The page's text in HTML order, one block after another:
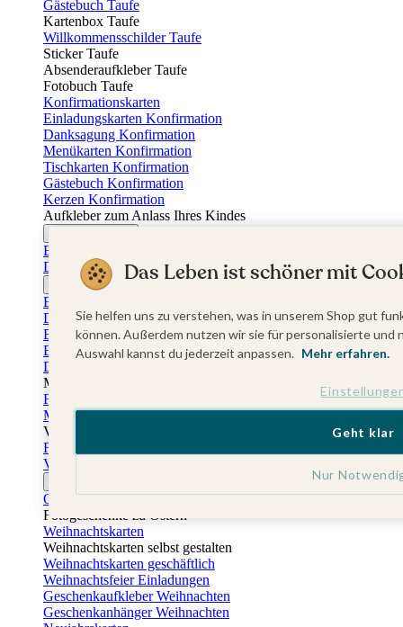
Gästebuch Taufe
Kartenbox Taufe
Willkommensschilder Taufe
Sticker Taufe
Absenderaufkleber Taufe
Fotobuch Taufe
Konfirmationskarten
Einladungskarten Konfirmation
Danksagung Konfirmation
Menükarten Konfirmation
Tischkarten Konfirmation
Gästebuch Konfirmation
Kerzen Konfirmation
Aufkleber zum Anlass Ihres Kindes
Einladungskarten Firmung
Dankeskarten Firmung
Jugendweihekarten
Einladungskarten Jugendweihe
Dankeskarten Jugendweihe
Einschulungskarten
Einladungskarten Einschulung
Danksagung Einschulung
Muttertag
Fotogeschenke Muttertag
Muttertagskarten
Vatertag
Fotogeschenke Vatertag
Vatertagskarten
Osterkarten
Fotogeschenke zu Ostern
Weihnachtskarten
Weihnachtskarten selbst gestalten
Weihnachtskarten geschäftlich
Weihnachtsfeier Einladungen
Geschenkaufkleber Weihnachten
Geschenkanhänger Weihnachten
Das Leben ist schöner mit
Sie helfen uns zu verstehen, was in unserem Shop gut
können. Außerdem nutzen wir sie für personalisierte
Auswahl kannst du jederzeit anpassen. Mehr erfahren.
Nur
Geht klar